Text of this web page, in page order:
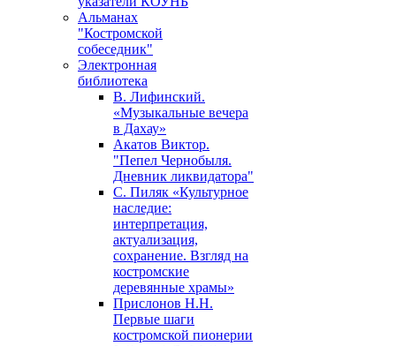
Альманах
"Костромской
собеседник"
Электронная
библиотека
В. Лифинский.
«Музыкальные вечера
в Дахау»
Акатов Виктор.
"Пепел Чернобыля.
Дневник ликвидатора"
С. Пиляк «Культурное
наследие:
интерпретация,
актуализация,
сохранение. Взгляд на
костромские
деревянные храмы»
Прислонов Н.Н.
Первые шаги
костромской пионерии